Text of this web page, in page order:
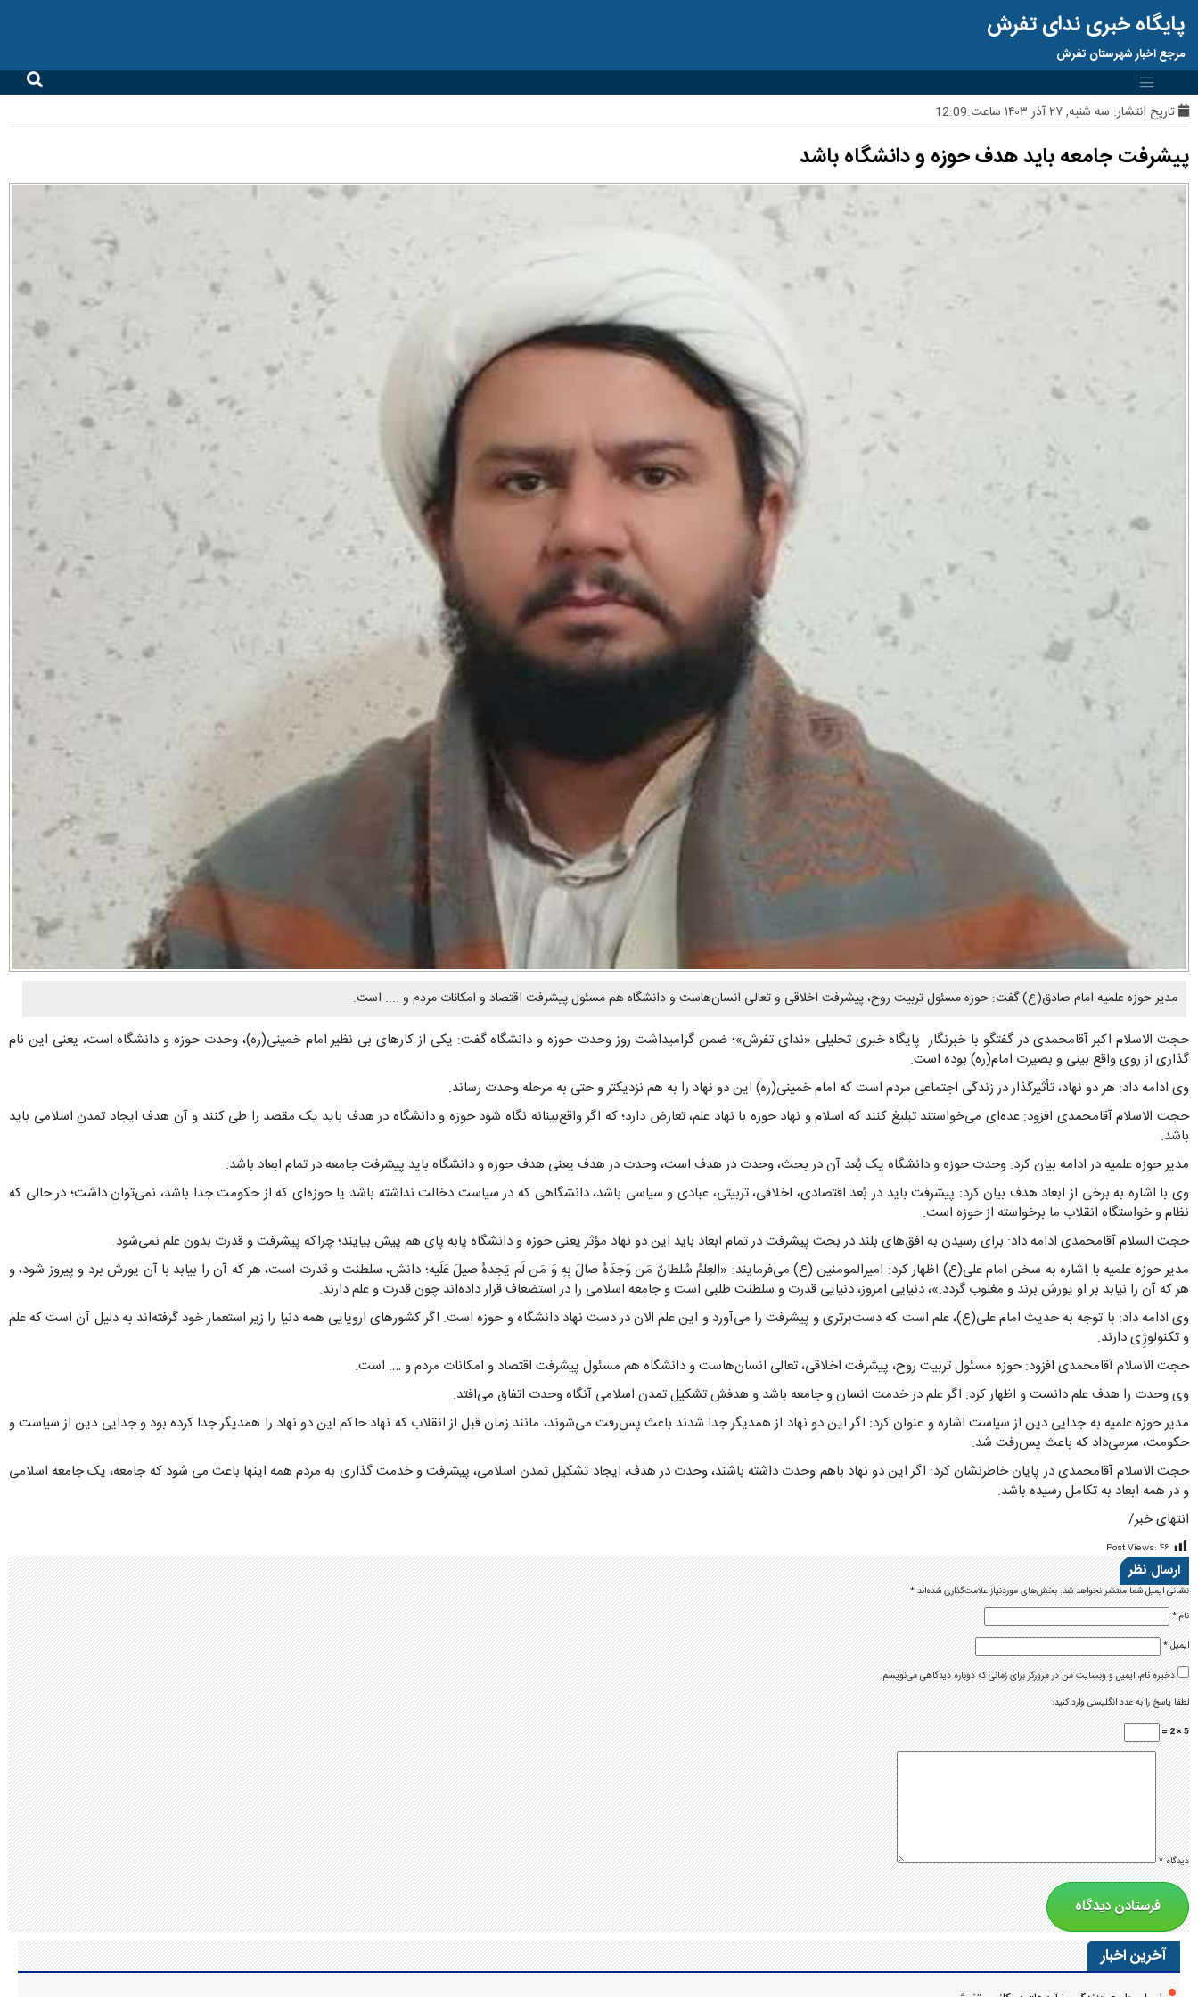
پایگاه خبری ندای تفرش
مرجع اخبار شهرستان تفرش
تاریخ انتشار: سه شنبه, ۲۷ آذر ۱۴۰۳ ساعت:12:09
پیشرفت جامعه باید هدف حوزه و دانشگاه باشد
مدیر حوزه علمیه امام صادق(ع) گفت: حوزه مسئول تربیت روح، پیشرفت اخلاقی و تعالی انسان‌هاست و دانشگاه هم مسئول پیشرفت اقتصاد و امکانات مردم و .... است.
حجت الاسلام اکبر آقامحمدی در گفتگو با خبرنگار پایگاه خبری تحلیلی «ندای تفرش»؛ ضمن گرامیداشت روز وحدت حوزه و دانشگاه گفت: یکی از کارهای بی نظیر امام خمینی(ره)، وحدت حوزه و دانشگاه است، یعنی این نام
گذاری از روی واقع بینی و بصیرت امام(ره) بوده است.
وی ادامه داد: هر دو نهاد، تأثیرگذار در زندگی اجتماعی مردم است که امام خمینی(ره) این دو نهاد را به هم نزدیکتر و حتی به مرحله وحدت رساند.
حجت الاسلام آقامحمدی افزود: عده‌ای می‌خواستند تبلیغ کنند که اسلام و نهاد حوزه با نهاد علم، تعارض دارد؛ که اگر واقع‌بینانه نگاه شود حوزه و دانشگاه در هدف باید یک مقصد را طی کنند و آن هدف ایجاد تمدن اسلامی باید
باشد.
مدیر حوزه علمیه در ادامه بیان کرد: وحدت حوزه و دانشگاه یک بُعد آن در بحث، وحدت در هدف است، وحدت در هدف یعنی هدف حوزه و دانشگاه باید پیشرفت جامعه در تمام ابعاد باشد.
وی با اشاره به برخی از ابعاد هدف بیان کرد: پیشرفت باید در بُعد اقتصادی، اخلاقی، تربیتی، عبادی و سیاسی باشد، دانشگاهی که در سیاست دخالت نداشته باشد یا حوزه‌ای که از حکومت جدا باشد، نمی‌توان داشت؛ در حالی که
نظام و خواستگاه انقلاب ما برخواسته از حوزه است.
حجت السلام آقامحمدی ادامه داد: برای رسیدن به افق‌های بلند در بحث پیشرفت در تمام ابعاد باید این دو نهاد مؤثر یعنی حوزه و دانشگاه پابه پای هم پیش بیایند؛ چراکه پیشرفت و قدرت بدون علم نمی‌شود.
مدیر حوزه علمیه با اشاره به سخن امام علی(ع) اظهار کرد: امیرالمومنین (ع) می‌فرمایند: «العِلمُ سُلطانٌ مَن وَجدَهُ صالَ بِهِ وَ مَن لَم یَجِدهُ صیلَ عَلَیه؛ دانش، سلطنت و قدرت است، هر که آن را بیابد با آن یورش برد و پیروز شود، و
هر که آن را نیابد بر او یورش برند و مغلوب گردد.»، دنیایی امروز، دنیایی قدرت و سلطنت طلبی است و جامعه اسلامی را در استضعاف قرار داده‌اند چون قدرت و علم دارند.
وی ادامه داد: با توجه به حدیث امام علی(ع)، علم است که دست‌برتری و پیشرفت را می‌آورد و این علم الان در دست نهاد دانشگاه و حوزه است. اگر کشورهای اروپایی همه دنیا را زیر استعمار خود گرفته‌اند به دلیل آن است که علم
و تکنولوژِی دارند.
حجت الاسلام آقامحمدی افزود: حوزه مسئول تربیت روح، پیشرفت اخلاقی، تعالی انسان‌هاست و دانشگاه هم مسئول پیشرفت اقتصاد و امکانات مردم و …. است.
وی وحدت را هدف علم دانست و اظهار کرد: اگر علم در خدمت انسان و جامعه باشد و هدفش تشکیل تمدن اسلامی آنگاه وحدت اتفاق می‌افتد.
مدیر حوزه علمیه به جدایی دین از سیاست اشاره و عنوان کرد: اگر این دو نهاد از همدیگر جدا شدند باعث پس‌رفت می‌شوند، مانند زمان قبل از انقلاب که نهاد حاکم این دو نهاد را همدیگر جدا کرده بود و جدایی دین از سیاست و
حکومت، سرمی‌داد که باعث پس‌رفت شد.
حجت الاسلام آقامحمدی در پایان خاطرنشان کرد: اگر این دو نهاد باهم وحدت داشته باشند، وحدت در هدف، ایجاد تشکیل تمدن اسلامی، پیشرفت و خدمت گذاری به مردم همه اینها باعث می شود که جامعه، یک جامعه اسلامی
و در همه ابعاد به تکامل رسیده باشد.
انتهای خبر/
Post Views: ۴۶
ارسال نظر
نشانی ایمیل شما منتشر نخواهد شد.بخش‌های موردنیاز علامت‌گذاری شده‌اند*
نام*
ایمیل*
ذخیره نام، ایمیل و وبسایت من در مرورگر برای زمانی که دوباره دیدگاهی می‌نویسم.
لطفا پاسخ را به عدد انگلیسی وارد کنید:
5 × 2 =
دیدگاه*
آخرین اخبار